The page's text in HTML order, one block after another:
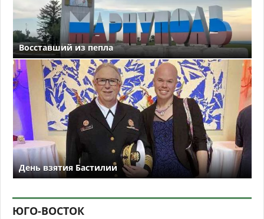
Восставший из пепла
День взятия Бастилии
ЮГО-ВОСТОК